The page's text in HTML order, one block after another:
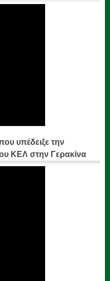
υπέδειξε την
ΚΕΛ στην Γερακίνα